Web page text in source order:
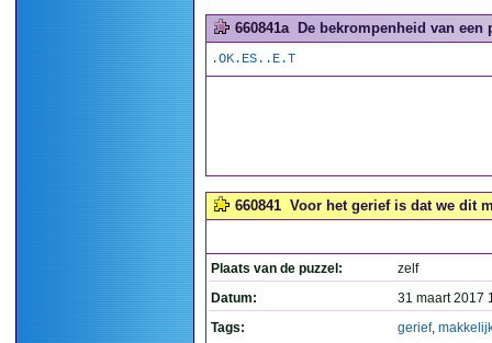
660841a De bekrompenheid van een
.OK.ES..E.T
660841 Voor het gerief is dat we dit
Plaats van de puzzel:
zelf
Datum:
31 maart 2017
Tags:
gerief,